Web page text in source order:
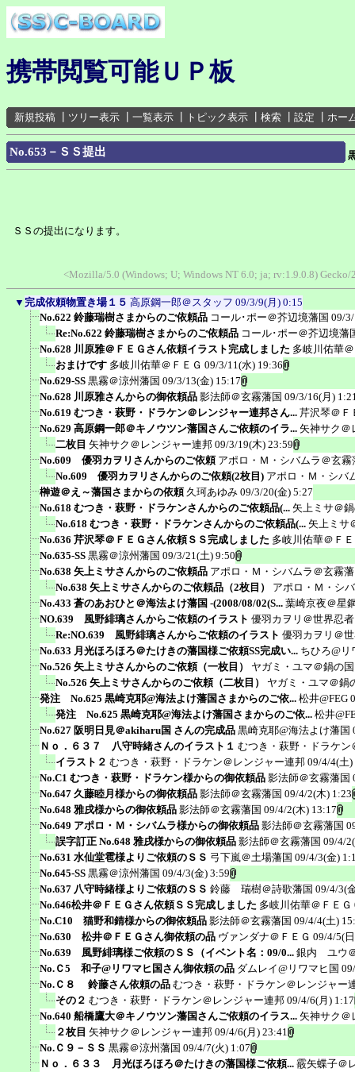
携帯閲覧可能ＵＰ板
新規投稿 ツリー表示 一覧表示 トピック表示 検索 設定 ホー
No.653－ＳＳ提出
ＳＳの提出になります。
<Mozilla/5.0 (Windows; U; Windows NT 6.0; ja; rv:1.9.0.8)
▼ 完成依頼物置き場１５ 高原鋼一郎＠スタッフ 09/3/9(月) 0:15
No.622 鈴藤瑞樹さまからのご依頼品 コール･ポー＠芥辺境藩国 09/
Re:No.622 鈴藤瑞樹さまからのご依頼品 コール･ポー＠芥辺境藩
No.628 川原雅＠ＦＥＧさん依頼イラスト完成しました 多岐川佑華
おまけです 多岐川佑華＠ＦＥＧ 09/3/11(水) 19:36
No.629-SS 黒霧＠涼州藩国 09/3/13(金) 15:17
No.628 川原雅さんからの御依頼品 影法師＠玄霧藩国 09/3/16(月)
No.619 むつき・萩野・ドラケン＠レンジャー連邦さん... 芹沢琴＠Ｆ
No.629 高原鋼一郎＠キノウツン藩国さんご依頼のイラ... 矢神サク＠
二枚目 矢神サク＠レンジャー連邦 09/3/19(木) 23:59
No.609 優羽カヲリさんからのご依頼 アポロ・Ｍ・シバムラ＠玄霧
No.609 優羽カヲリさんからのご依頼(2枚目) アポロ・Ｍ・シバ
榊遊＠え～藩国さまからの依頼 久珂あゆみ 09/3/20(金) 5:27
No.618 むつき・萩野・ドラケンさんからのご依頼品(... 矢上ミサ＠
No.618 むつき・萩野・ドラケンさんからのご依頼品(... 矢上ミサ
No.636 芹沢琴＠ＦＥＧさん依頼ＳＳ完成しました 多岐川佑華＠Ｆ
No.635-SS 黒霧＠涼州藩国 09/3/21(土) 9:50
No.638 矢上ミサさんからのご依頼品 アポロ・Ｍ・シバムラ＠玄霧
No.638 矢上ミサさんからのご依頼品（2枚目）
アポロ・Ｍ・シ
No.433 蒼のあおひと＠海法よけ藩国 -(2008/08/02(S... 葉崎京夜＠星
NO.639 風野緋璃さんからご依頼のイラスト 優羽カヲリ＠世界忍
Re:NO.639 風野緋璃さんからご依頼のイラスト 優羽カヲリ＠
No.633 月光ほろほろ＠たけきの藩国様ご依頼SS完成い... ちひろ@リ
No.526 矢上ミサさんからのご依頼（一枚目）
ヤガミ・ユマ＠鍋の国
No.526 矢上ミサさんからのご依頼（二枚目）
ヤガミ・ユマ＠鍋
発注 No.625 黒崎克耶@海法よけ藩国さまからのご依... 松井@FEG
発注 No.625 黒崎克耶@海法よけ藩国さまからのご依... 松井
No.627 阪明日見＠akiharu国 さんの完成品 黒崎克耶@海法よけ藩国
Ｎｏ．６３７ 八守時緒さんのイラスト１ むつき・萩野・ドラケン
イラスト２ むつき・萩野・ドラケン＠レンジャー連邦 09/4/4(土)
No.C1 むつき・萩野・ドラケン様からの御依頼品 影法師＠玄霧藩国
No.647 久藤睦月様からの御依頼品 影法師＠玄霧藩国 09/4/2(木) 1:23
No.648 雅戌様からの御依頼品 影法師＠玄霧藩国 09/4/2(木) 13:17
No.649 アポロ・Ｍ・シバムラ様からの御依頼品 影法師＠玄霧藩国
誤字訂正 No.648 雅戌様からの御依頼品 影法師＠玄霧藩国 09/4/
No.631 水仙堂雹様よりご依頼のＳＳ 弓下嵐＠土場藩国 09/4/3(金)
No.645-SS 黒霧＠涼州藩国 09/4/3(金) 3:59
No.637 八守時緒様よりご依頼のＳＳ 鈴藤 瑞樹＠詩歌藩国 09/4/3(
No.646松井＠ＦＥＧさん依頼ＳＳ完成しました 多岐川佑華＠ＦＥＧ
No.C10 猫野和錆様からの御依頼品 影法師＠玄霧藩国 09/4/4(土)
No.630 松井＠ＦＥＧさん御依頼の品 ヴァンダナ＠ＦＥＧ 09/4/5(
No.639 風野緋璃様ご依頼のＳＳ（イベント名：09/0... 銀内 ユウ
No.Ｃ5 和子@リワマヒ国さん御依頼の品 ダムレイ@リワマヒ国
No.Ｃ８ 鈴藤さん依頼の品 むつき・萩野・ドラケン＠レンジャー
その２ むつき・萩野・ドラケン＠レンジャー連邦 09/4/6(月) 1:17
No.640 船橋鷹大＠キノウツン藩国さんご依頼のイラス... 矢神サク＠
２枚目 矢神サク＠レンジャー連邦 09/4/6(月) 23:41
No.Ｃ９－ＳＳ 黒霧＠涼州藩国 09/4/7(火) 1:07
Ｎｏ．６３３ 月光ほろほろ＠たけきの藩国様ご依頼... 霰矢蝶子＠